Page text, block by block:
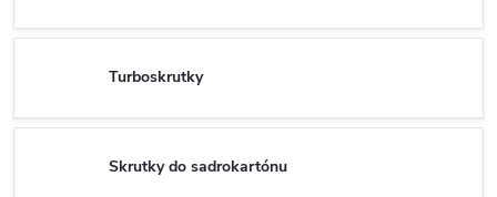
Turboskrutky
Skrutky do sadrokartónu